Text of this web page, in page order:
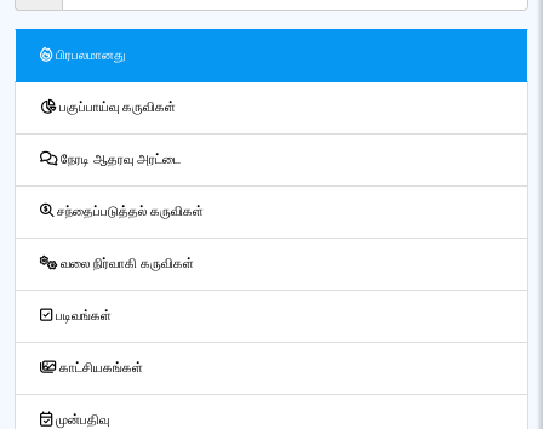
பிரபலமானது
பகுப்பாய்வு கருவிகள்
நேரடி ஆதரவு அரட்டை
சந்தைப்படுத்தல் கருவிகள்
வலை நிர்வாகி கருவிகள்
படிவங்கள்
காட்சியகங்கள்
முன்பதிவு